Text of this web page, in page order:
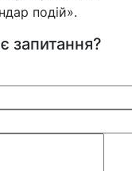
подій».
запитання?